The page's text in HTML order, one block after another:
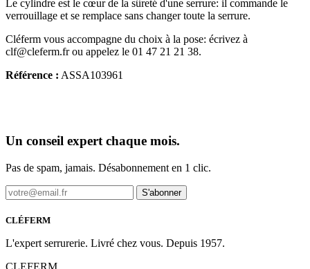
Le cylindre est le cœur de la sûreté d'une serrure: il commande le
verrouillage et se remplace sans changer toute la serrure.
Cléferm vous accompagne du choix à la pose: écrivez à
clf@cleferm.fr ou appelez le 01 47 21 21 38.
Référence : ASSA103961
Un conseil expert chaque mois.
Pas de spam, jamais. Désabonnement en 1 clic.
S'abonner
CLÉFERM
L'expert serrurerie. Livré chez vous. Depuis 1957.
CLEFERM